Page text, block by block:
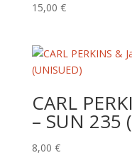
15,00 €
CARL
– SUN 235
8,00 €